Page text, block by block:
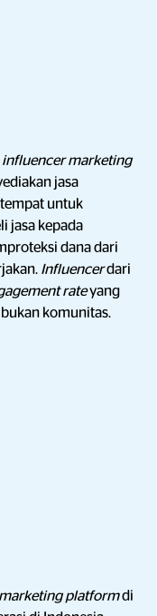
influencer marketing
jasa
untuk
jasa kepada
dana dari
Influencerdari
rateyang
komunitas.
platformdi